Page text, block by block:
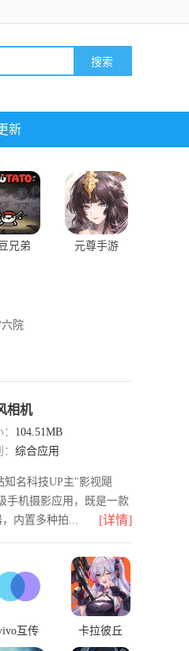
新
兄弟 元尊手游
院
相机
104.51MB
综合应用
名科技UP主"影视飓
手机摄影应用，既是一款
内置多种拍...
[详情]
互传 卡拉彼丘